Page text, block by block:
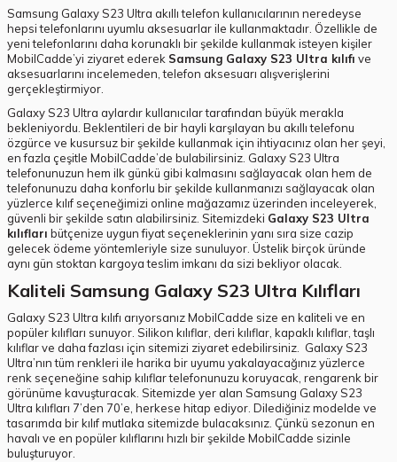
Samsung Galaxy S23 Ultra akıllı telefon kullanıcılarının neredeyse
hepsi telefonlarını uyumlu aksesuarlar ile kullanmaktadır. Özellikle de
yeni telefonlarını daha korunaklı bir şekilde kullanmak isteyen kişiler
MobilCadde’yi ziyaret ederek Samsung Galaxy S23 Ultra kılıfı ve
aksesuarlarını incelemeden, telefon aksesuarı alışverişlerini
gerçekleştirmiyor.
Galaxy S23 Ultra aylardır kullanıcılar tarafından büyük merakla
bekleniyordu. Beklentileri de bir hayli karşılayan bu akıllı telefonu
özgürce ve kusursuz bir şekilde kullanmak için ihtiyacınız olan her şeyi,
en fazla çeşitle MobilCadde’de bulabilirsiniz. Galaxy S23 Ultra
telefonunuzun hem ilk günkü gibi kalmasını sağlayacak olan hem de
telefonunuzu daha konforlu bir şekilde kullanmanızı sağlayacak olan
yüzlerce kılıf seçeneğimizi online mağazamız üzerinden inceleyerek,
güvenli bir şekilde satın alabilirsiniz. Sitemizdeki Galaxy S23 Ultra
kılıfları bütçenize uygun fiyat seçeneklerinin yanı sıra size cazip
gelecek ödeme yöntemleriyle size sunuluyor. Üstelik birçok üründe
aynı gün stoktan kargoya teslim imkanı da sizi bekliyor olacak.
Kaliteli Samsung Galaxy S23 Ultra Kılıfları
Galaxy S23 Ultra kılıfı arıyorsanız MobilCadde size en kaliteli ve en
popüler kılıfları sunuyor. Silikon kılıflar, deri kılıflar, kapaklı kılıflar, taşlı
kılıflar ve daha fazlası için sitemizi ziyaret edebilirsiniz. Galaxy S23
Ultra’nın tüm renkleri ile harika bir uyumu yakalayacağınız yüzlerce
renk seçeneğine sahip kılıflar telefonunuzu koruyacak, rengarenk bir
görünüme kavuşturacak. Sitemizde yer alan Samsung Galaxy S23
Ultra kılıfları 7’den 70’e, herkese hitap ediyor. Dilediğiniz modelde ve
tasarımda bir kılıf mutlaka sitemizde bulacaksınız. Çünkü sezonun en
havalı ve en popüler kılıflarını hızlı bir şekilde MobilCadde sizinle
buluşturuyor.